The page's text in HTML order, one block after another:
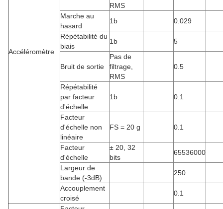
Accéléromètre
RMS
Marche au
hasard
1b
0.029
Répétabilité du
biais
1b 5
Bruit de sortie
Pas de
filtrage,
RMS
0.5
Répétabilité
par facteur
d'échelle
1b 0.1
Facteur
d'échelle non
linéaire
FS = 20 g 0.1
Facteur
d'échelle
± 20, 32
bits
65536000
Largeur de
bande (-3dB)
250
Accouplement
croisé
0.1